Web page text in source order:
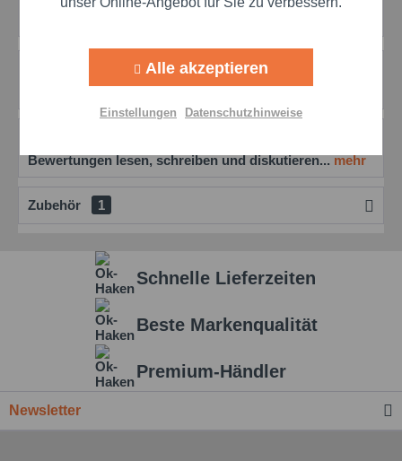
Artikel-Nr.: ober8011-04
Bewertungen lesen, schreiben und diskutieren...mehr
Zubehör 1
Schnelle Lieferzeiten
Beste Markenqualität
Premium-Händler
Newsletter
Personalisierung Aktiv
Alle akzeptieren
Einstellungen Datenschutzhinweise